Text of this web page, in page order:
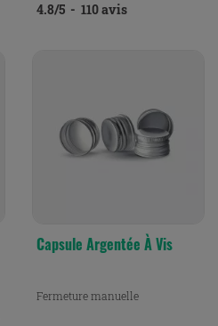
4.8/5 - 110avis
Capsule Argentée À Vis
Fermeture manuelle